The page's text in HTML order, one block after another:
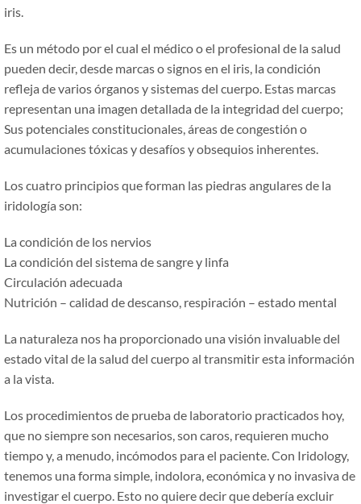
iris.
Es un método por el cual el médico o el profesional de la salud
pueden decir, desde marcas o signos en el iris, la condición
refleja de varios órganos y sistemas del cuerpo. Estas marcas
representan una imagen detallada de la integridad del cuerpo;
Sus potenciales constitucionales, áreas de congestión o
acumulaciones tóxicas y desafíos y obsequios inherentes.
Los cuatro principios que forman las piedras angulares de la
iridología son:
La condición de los nervios
La condición del sistema de sangre y linfa
Circulación adecuada
Nutrición – calidad de descanso, respiración – estado mental
La naturaleza nos ha proporcionado una visión invaluable del
estado vital de la salud del cuerpo al transmitir esta información
a la vista.
Los procedimientos de prueba de laboratorio practicados hoy,
que no siempre son necesarios, son caros, requieren mucho
tiempo y, a menudo, incómodos para el paciente. Con Iridology,
tenemos una forma simple, indolora, económica y no invasiva de
investigar el cuerpo. Esto no quiere decir que debería excluir